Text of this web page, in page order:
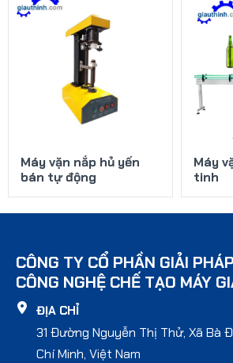
Máy vặn nắp hủ yến
bán tự động
Máy
tinh
CÔNG TY CỔ PHẦN GIẢI PHÁP
CÔNG NGHỆ CHẾ TẠO MÁY
ĐỊA CHỈ
31 Đường Nguyễn Thị Thử, Xã Bà
Chí Minh, Việt Nam